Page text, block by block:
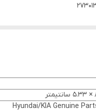
Hyundai/KIA Genuine Parts –
Hyundai/KIA Genuine